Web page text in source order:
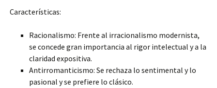
Características:
Racionalismo: Frente al irracionalismo modernista,
se concede gran importancia al rigor intelectual y a la
claridad expositiva.
Antirromanticismo: Se rechaza lo sentimental y lo
pasional y se prefiere lo clásico.